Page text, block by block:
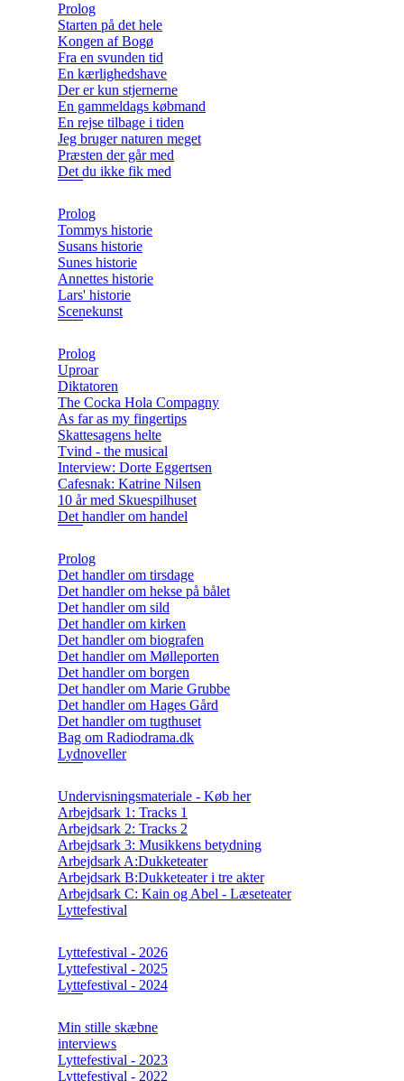
Prolog
Starten på det hele
Kongen af Bogø
Fra en svunden tid
En kærlighedshave
Der er kun stjernerne
En gammeldags købmand
En rejse tilbage i tiden
Jeg bruger naturen meget
Præsten der går med
Det du ikke fik med
Prolog
Tommys historie
Susans historie
Sunes historie
Annettes historie
Lars' historie
Scenekunst
Prolog
Uproar
Diktatoren
The Cocka Hola Compagny
As far as my fingertips
Skattesagens helte
Tvind - the musical
Interview: Dorte Eggertsen
Cafesnak: Katrine Nilsen
10 år med Skuespilhuset
Det handler om handel
Prolog
Det handler om tirsdage
Det handler om hekse på bålet
Det handler om sild
Det handler om kirken
Det handler om biografen
Det handler om Mølleporten
Det handler om borgen
Det handler om Marie Grubbe
Det handler om Hages Gård
Det handler om tugthuset
Bag om Radiodrama.dk
Lydnoveller
Undervisningsmateriale - Køb her
Arbejdsark 1: Tracks 1
Arbejdsark 2: Tracks 2
Arbejdsark 3: Musikkens betydning
Arbejdsark A:Dukketeater
Arbejdsark B:Dukketeater i tre akter
Arbejdsark C: Kain og Abel - Læseteater
Lyttefestival
Lyttefestival - 2026
Lyttefestival - 2025
Lyttefestival - 2024
Min stille skæbne
interviews
Lyttefestival - 2023
Lyttefestival - 2022